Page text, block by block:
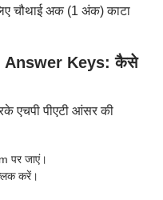
चौथाई अक (1 अंक) काटा
Answer Keys: कैसे
एचपी पीएटी आंसर की
पर जाएं।
करें।